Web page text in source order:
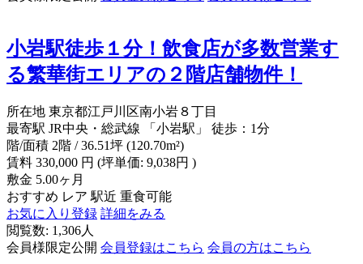
小岩駅徒歩１分！飲食店が多数営業す
る繁華街エリアの２階店舗物件！
所在地 東京都江戸川区南小岩８丁目
最寄駅 JR中央・総武線 「小岩駅」 徒歩：1分
階/面積 2階 / 36.51坪 (120.70m²)
賃料 330,000 円 (坪単価: 9,038円 )
敷金 5.00ヶ月
おすすめ レア 駅近 重食可能
お気に入り登録 詳細をみる
閲覧数: 1,306人
会員様限定公開 会員登録はこちら 会員の方はこちら